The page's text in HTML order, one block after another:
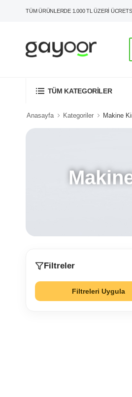
TÜM ÜRÜNLERDE 1.000 TL ÜZERİ
TÜM KATEGORİLER
Anasayfa Kategoriler Makine
Filtreler
Filtreleri Uygula